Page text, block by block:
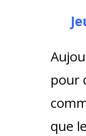
pour
que